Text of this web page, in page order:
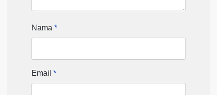
Nama *
Email *